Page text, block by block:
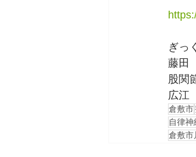
ぎっ
藤田
股関
広江
倉敷市
自律神
倉敷市